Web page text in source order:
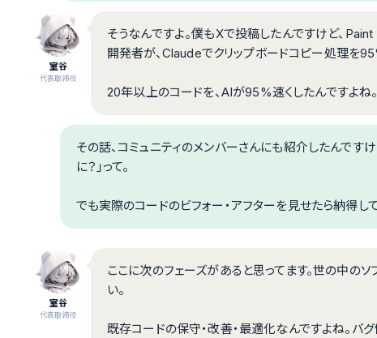
室谷
代表取締役
そうなんですよ。僕もXで投稿したんですけど、
開発者が、Claudeでクリップボードコピー処理を
20年以上のコードを、AIが95%速くしたんですよね。
その話、コミュニティのメンバーさんにも紹介したんです
に？」って。
でも実際のコードのビフォー・アフターを見せたら納得して
室谷
代表取締役
ここに次のフェーズがあると思ってます。世の中の
い。
既存コードの保守・改善・最適化なんですよね。バグ